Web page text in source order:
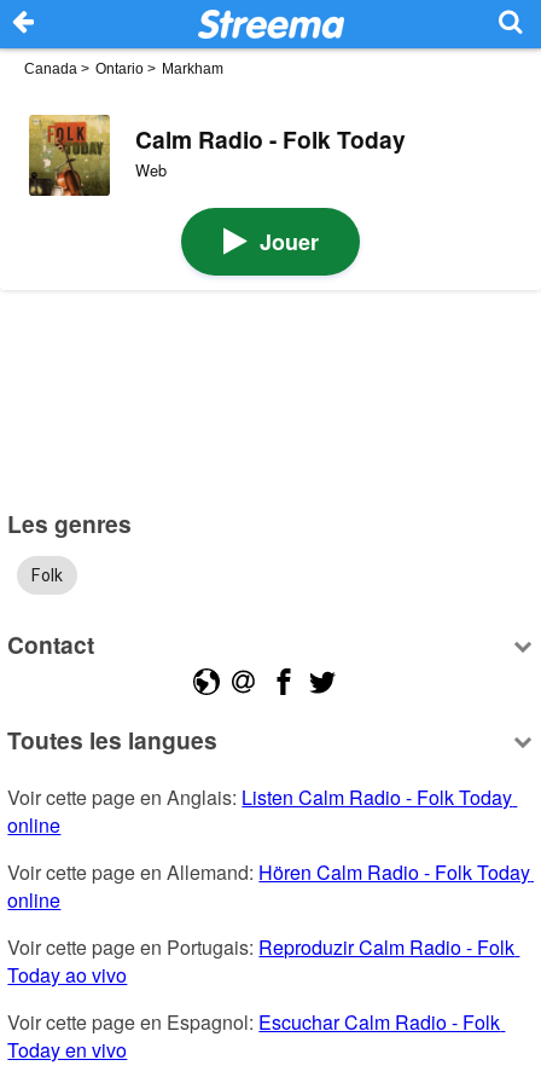
Canada > Ontario > Markham
Calm Radio - Folk Today
Web
Jouer
Les genres
Folk
Contact
Toutes les langues
Voir cette page en Anglais: Listen Calm Radio - Folk Today
online
Voir cette page en Allemand: Hören Calm Radio - Folk Today
online
Voir cette page en Portugais: Reproduzir Calm Radio - Folk
Today ao vivo
Voir cette page en Espagnol: Escuchar Calm Radio - Folk
Today en vivo